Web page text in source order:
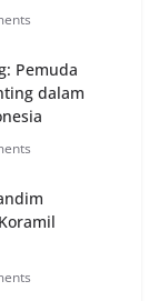
Pemuda
dalam